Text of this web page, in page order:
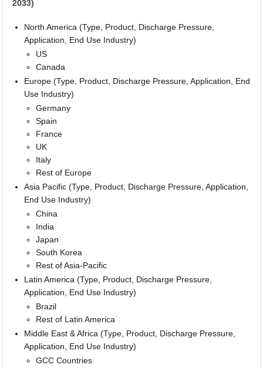
2033)
North America (Type, Product, Discharge Pressure,
Application, End Use Industry)
US
Canada
Europe (Type, Product, Discharge Pressure, Application, End
Use Industry)
Germany
Spain
France
UK
Italy
Rest of Europe
Asia Pacific (Type, Product, Discharge Pressure, Application,
End Use Industry)
China
India
Japan
South Korea
Rest of Asia-Pacific
Latin America (Type, Product, Discharge Pressure,
Application, End Use Industry)
Brazil
Rest of Latin America
Middle East & Africa (Type, Product, Discharge Pressure,
Application, End Use Industry)
GCC Countries